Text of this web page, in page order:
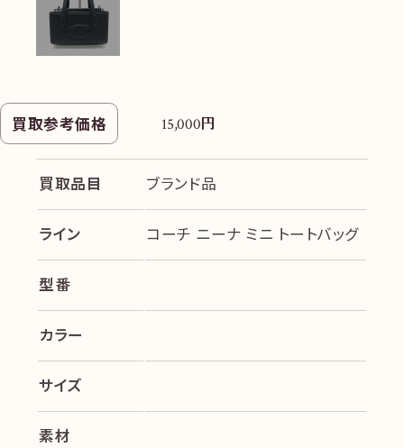
買取参考価格 15,000円
買取品目 ブランド品
ライン コーチ ニーナ ミニ トートバッグ
型番
カラー
サイズ
素材